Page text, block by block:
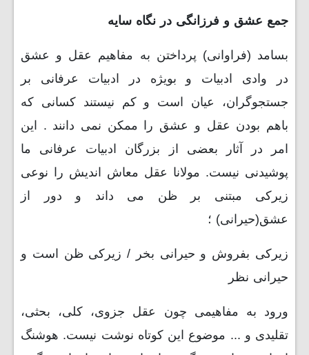
جمع عشق و فرزانگی در نگاه سایه
بسامد (فراوانی) پرداختن به مفاهیم عقل و عشق
در وادی ادبیات و بویژه در ادبیات عرفانی بر
جستجوگران، عیان است و کم نیستند کسانی که
باهم بودن عقل و عشق را ممکن نمی دانند . این
امر در آثار بعضی از بزرگان ادبیات عرفانی ما
پوشیدنی نیست. مولانا عقل معاش اندیش را نوعی
زیرکی مبتنی بر ظن می داند و دور از
عشق(حیرانی) ؛
زیرکی بفروش و حیرانی بخر / زیرکی ظن است و
حیرانی نظر
ورود به مفاهیمی چون عقل جزوی، کلی، بحثی،
تقلیدی و ... موضوع این کوتاه نوشت نیست. هوشنگ